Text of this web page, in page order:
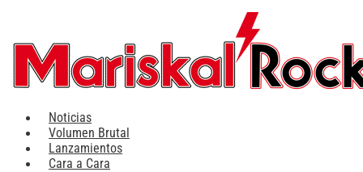
contenido
Noticias
Volumen Brutal
Lanzamientos
Cara a Cara